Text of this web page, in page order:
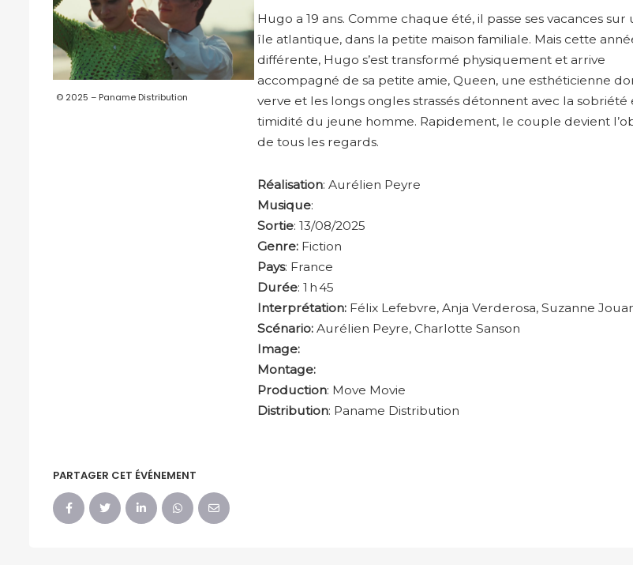
© 2025 – Paname Distribution
Hugo a 19 ans. Comme chaque été, il passe ses vacances sur
île atlantique, dans la petite maison familiale. Mais cette
différente, Hugo s’est transformé physiquement et arrive
accompagné de sa petite amie, Queen, une esthéticienne
verve et les longs ongles strassés détonnent avec la sobriété
timidité du jeune homme. Rapidement, le couple devient
de tous les regards.
Réalisation: Aurélien Peyre
Musique:
Sortie: 13/08/2025
Genre:Fiction
Pays: France
Durée: 1 h 45
Interprétation: Félix Lefebvre, Anja Verderosa, Suzanne
Scénario:Aurélien Peyre, Charlotte Sanson
Image:
Montage:
Production: Move Movie
Distribution: Paname Distribution
PARTAGER CET ÉVÉNEMENT